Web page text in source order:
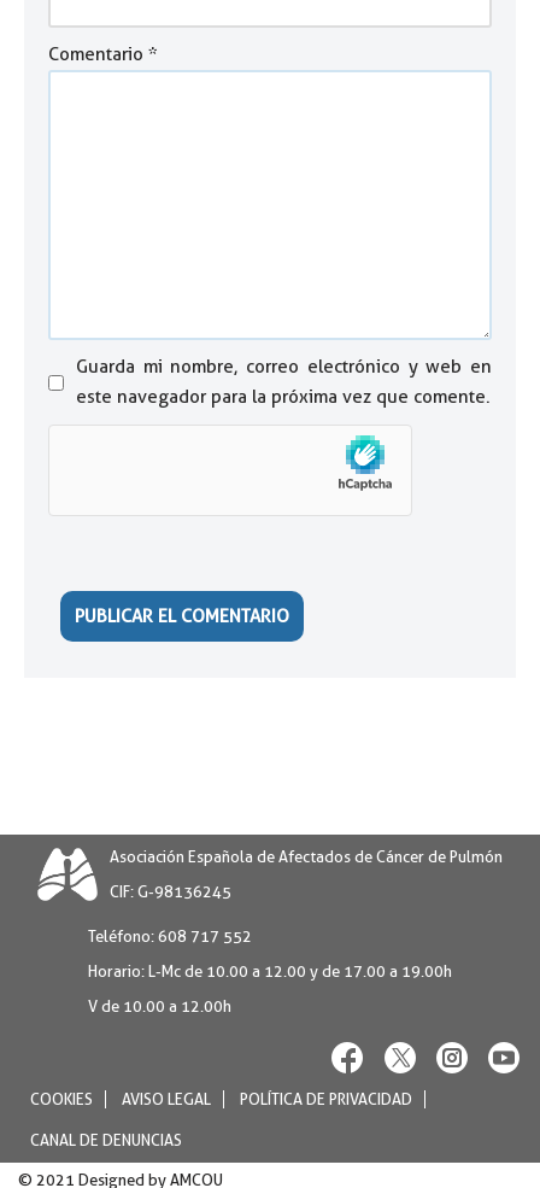
Comentario *
Guarda mi nombre, correo electrónico y web en
este navegador para la próxima vez que comente.
Asociación Española de Afectados de Cáncer de Pulmón
CIF: G-98136245
Teléfono: 608 717 552
Horario: L-Mc de 10.00 a 12.00 y de 17.00 a 19.00h
V de 10.00 a 12.00h
COOKIES AVISO LEGAL POLÍTICA DE PRIVACIDAD
CANAL DE DENUNCIAS
© 2021 Designed by AMCOU